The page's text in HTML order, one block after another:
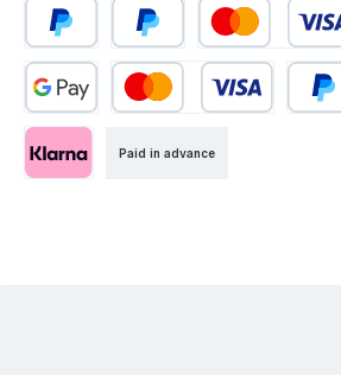
Paid in advance
PayPal Pay Later Credit or debit
Custom image 1